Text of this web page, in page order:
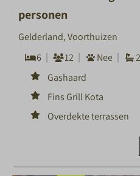
personen
Gelderland, Voorthuizen
6
12 Nee 2
Gashaard
Fins Grill Kota
Overdekte terrassen